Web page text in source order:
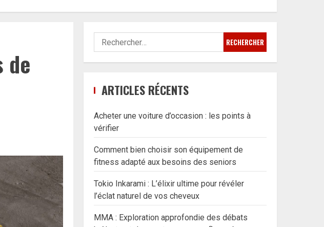
de
Rechercher :
ARTICLES RÉCENTS
Acheter une voiture d’occasion : les points à
vérifier
Comment bien choisir son équipement de
fitness adapté aux besoins des seniors
Tokio Inkarami : L’élixir ultime pour révéler
l’éclat naturel de vos cheveux
MMA : Exploration approfondie des débats